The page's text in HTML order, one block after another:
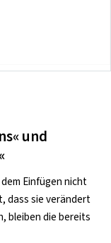
und
Einfügen nicht
dass sie verändert
bleiben die bereits